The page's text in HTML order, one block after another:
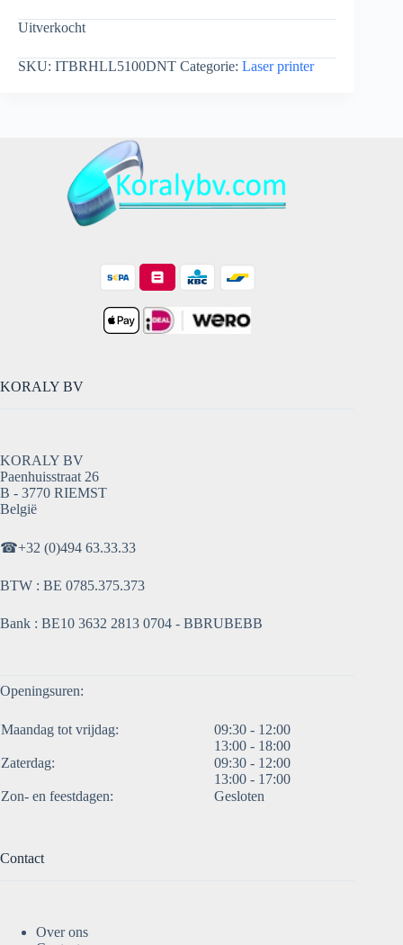
Uitverkocht
SKU: ITBRHLL5100DNT Categorie: Laser printer
KORALY BV
KORALY BV
Paenhuisstraat 26
B - 3770 RIEMST
België
☎+32 (0)494 63.33.33
BTW : BE 0785.375.373
Bank : BE10 3632 2813 0704 - BBRUBEBB
Openingsuren:
Maandag tot vrijdag:
09:30 - 12:00
13:00 - 18:00
Zaterdag:
09:30 - 12:00
13:00 - 17:00
Zon- en feestdagen:
Gesloten
Contact
Over ons